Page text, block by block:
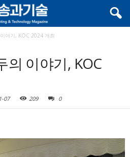
야기, KOC 2024 개최
의 이야기, KOC
07 209 0